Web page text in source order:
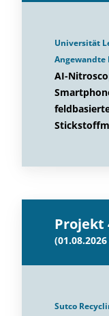
Universität
Angewandte
AI-
Projekt
Sutco